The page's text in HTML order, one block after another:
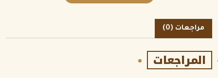
مراجعات (0)
المراجعات